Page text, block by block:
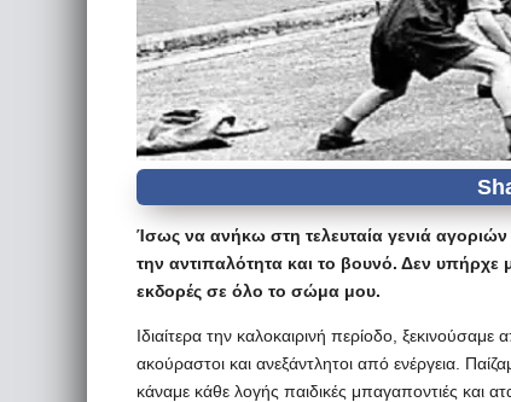
Ίσως να ανήκω στη τελευταία γενιά
την αντιπαλότητα και το βουνό. Δεν
εκδορές σε όλο το σώμα μου.
Ιδιαίτερα την καλοκαιρινή περίοδο,
ακούραστοι και ανεξάντλητοι από ενέργεια.
κάναμε κάθε λογής παιδικές μπαγαποντιές και